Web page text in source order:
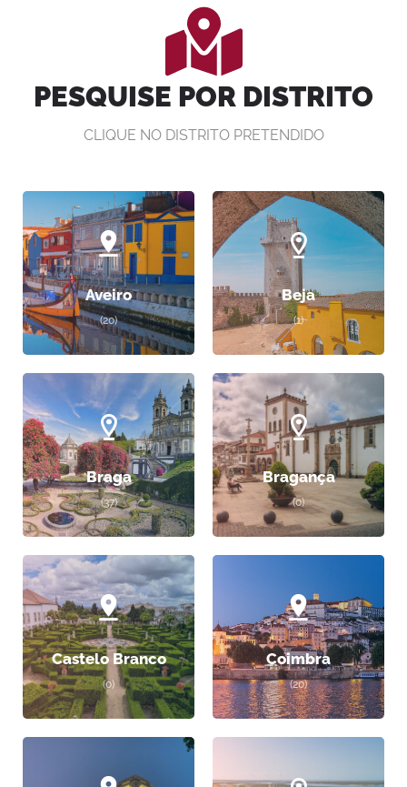
PESQUISE POR DISTRITO
CLIQUE NO DISTRITO PRETENDIDO
Aveiro
(20)
Beja
(1)
Braga
(37)
Bragança
(0)
Castelo Branco
(0)
Coimbra
(20)